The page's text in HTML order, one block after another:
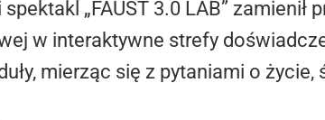
„FAUST 3.0 LAB” zamienił
w interaktywne strefy
mierząc się z pytaniami o